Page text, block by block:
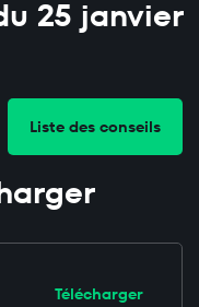
25 janvier
Liste des conseils
Télécharger